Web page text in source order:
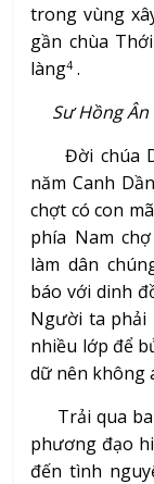
trong vùng
gần chùa
làng4 .
Sư Hồng
Đời chúa
năm Canh
chợt có con
phía Nam
làm dân
báo với dinh
Người ta phải
nhiều lớp để
dữ nên không
Trải qua ba
phương đạo
đến tình